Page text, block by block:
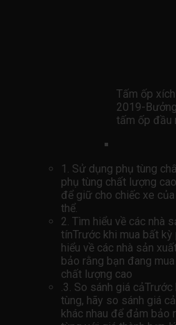
Tấm ốp
2019-
tấm ốp đầu
1. Sử dụng phụ tùng
phụ tùng chất lượng
để giữ cho chiếc xe
thể.
2. Tìm hiểu về các nhà
tínTrước khi mua bất kỳ
hiểu về các nhà sản
bảo rằng bạn đang
chất lượng cao
.3. So sánh giá
tùng, hãy so sánh giá
khác nhau để đảm bảo